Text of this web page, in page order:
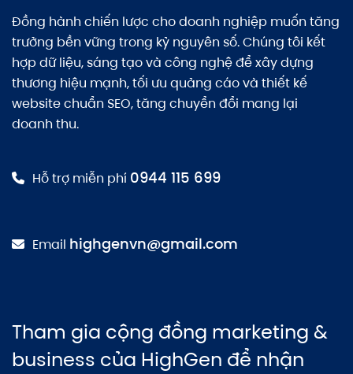
Đồng hành chiến lược cho doanh nghiệp muốn tăng
trưởng bền vững trong kỷ nguyên số. Chúng tôi kết
hợp dữ liệu, sáng tạo và công nghệ để xây dựng
thương hiệu mạnh, tối ưu quảng cáo và thiết kế
website chuẩn SEO, tăng chuyển đổi mang lại
doanh thu.
Hỗ trợ miễn phí 0944 115 699
Email highgenvn@gmail.com
Tham gia cộng đồng marketing &
business của HighGen để nhận